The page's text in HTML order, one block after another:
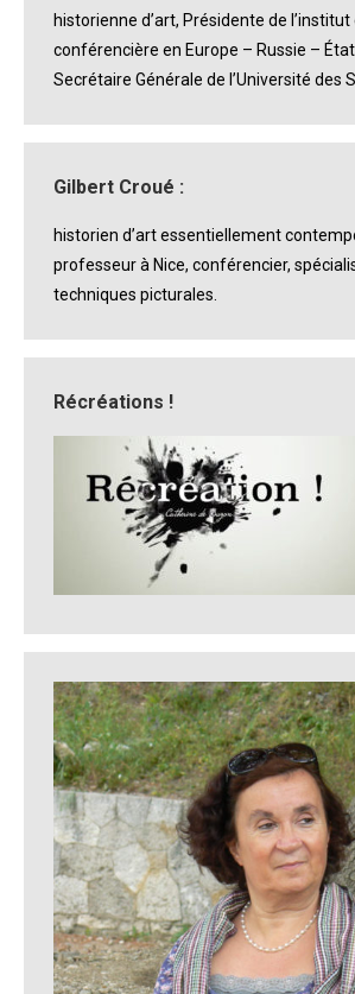
historienne d’art, Présidente de l’institut
conférencière en Europe – Russie –
Secrétaire Générale de l’Université des
Gilbert Croué :
historien d’art essentiellement
professeur à Nice, conférencier,
techniques picturales.
Récréations !